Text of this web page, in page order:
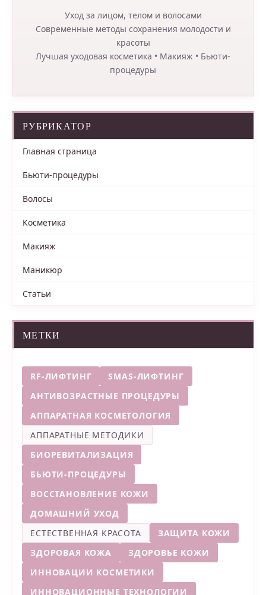
Уход за лицом, телом и волосами
Современные методы сохранения молодости и
красоты
Лучшая уходовая косметика • Макияж • Бьюти-
процедуры
РУБРИКАТОР
Главная страница
Бьюти-процедуры
Волосы
Косметика
Макияж
Маникюр
Статьи
МЕТКИ
RF-ЛИФТИНГ
SMAS-ЛИФТИНГ
АНТИВОЗРАСТНЫЕ ПРОЦЕДУРЫ
АППАРАТНАЯ КОСМЕТОЛОГИЯ
АППАРАТНЫЕ МЕТОДИКИ
БИОРЕВИТАЛИЗАЦИЯ
БЬЮТИ-ПРОЦЕДУРЫ
ВОССТАНОВЛЕНИЕ КОЖИ
ДОМАШНИЙ УХОД
ЕСТЕСТВЕННАЯ КРАСОТА
ЗАЩИТА КОЖИ
ЗДОРОВАЯ КОЖА
ЗДОРОВЬЕ КОЖИ
ИННОВАЦИИ КОСМЕТИКИ
ИННОВАЦИОННЫЕ ТЕХНОЛОГИИ